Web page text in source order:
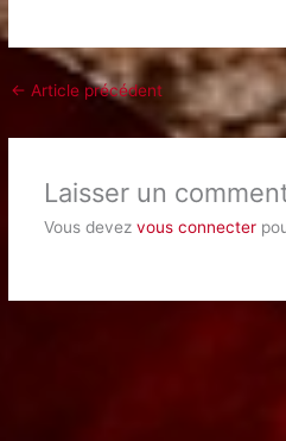
← Article précédent
Laisser un
Vous devez vous connecter